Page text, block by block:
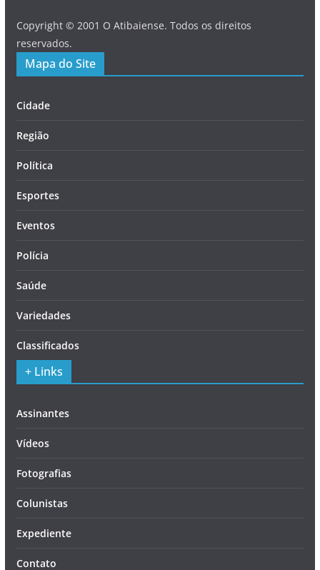
Copyright © 2001 O Atibaiense. Todos os direitos
reservados.
Mapa do Site
Cidade
Região
Política
Esportes
Eventos
Polícia
Saúde
Variedades
Classificados
+ Links
Assinantes
Vídeos
Fotografias
Colunistas
Expediente
Contato